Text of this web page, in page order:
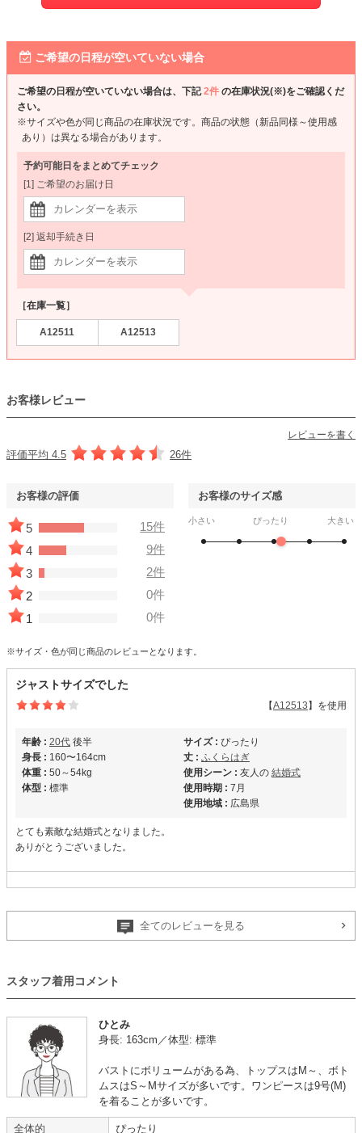
ご希望の日程が空いていない場合
ご希望の日程が空いていない場合は、下記2件 の在庫状況(※)をご確認くだ
さい。
※サイズや色が同じ商品の在庫状況です。商品の状態（新品同様～使用感
あり）は異なる場合があります。
予約可能日をまとめてチェック
[1] ご希望のお届け日
[2] 返却手続き日
［在庫一覧］
A12511 A12513
お客様レビュー
レビューを書く
評価平均 4.5 26件
お客様の評価
5
15件
4
9件
3
2件
2
0件
1
0件
お客様のサイズ感
小さい ぴったり 大きい
※サイズ・色が同じ商品のレビューとなります。
ジャストサイズでした
【A12513】を使用
年齢 : 20代 後半
身長 : 160〜164cm
体重 : 50～54kg
体型 : 標準
サイズ : ぴったり
丈 : ふくらはぎ
使用シーン : 友人の 結婚式
使用時期 : 7月
使用地域 : 広島県
とても素敵な結婚式となりました。
ありがとうございました。
体重 :60～64kg
体型 :標準
使用時期 :7月
またお願い致します。
ステキなドレスでした。
とても可愛いドレス
全てのレビューを見る
スタッフ着用コメント
ひとみ
身長: 163cm／体型: 標準
バストにボリュームがある為、トップスはM～、ボト
ムスはS～Mサイズが多いです。ワンピースは9号(M)
を着ることが多いです。
全体的 ぴったり